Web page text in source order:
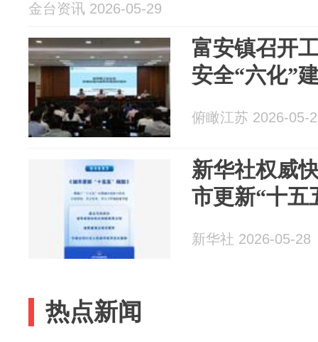
金台资讯 2026-05-29
富安镇召开
安全“六化”
俯瞰江苏 2026-05-
新华社权威
市更新“十五
新华社 2026-05-28
热点新闻